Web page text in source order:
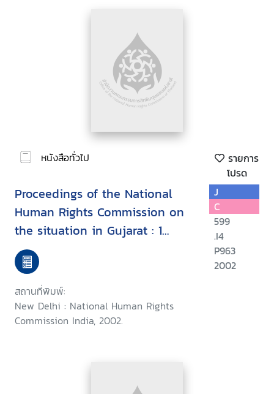
หนังสือทั่วไป
รายการ
โปรด
Proceedings of the National
Human Rights Commission on
the situation in Gujarat : 1
March - 1 July, 2002
สถานที่พิมพ์:
New Delhi : National Human Rights
Commission India, 2002.
J
C
599
.I4
P963
2002